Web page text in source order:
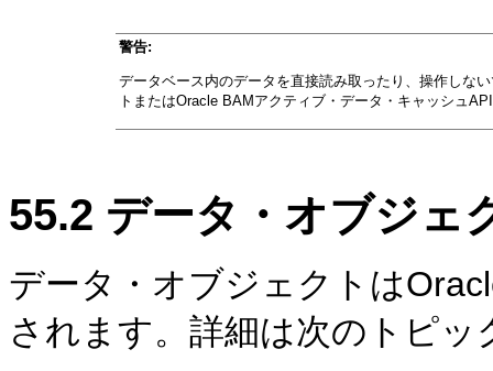
警告:
データベース内のデータを直接読み取ったり、操作しな
トまたはOracle BAMアクティブ・データ・キャッシュ
55.2 データ・オブジェ
データ・オブジェクトは
されます。詳細は次のトピ